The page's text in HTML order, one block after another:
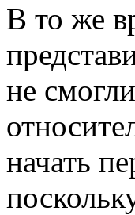
В то же
не
начать